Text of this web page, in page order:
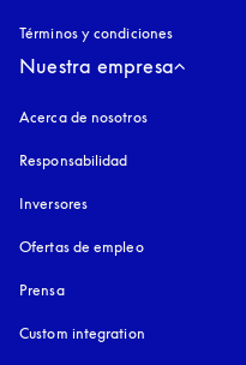
Términos y condiciones
Nuestra empresa
Acerca de nosotros
Responsabilidad
Inversores
Ofertas de empleo
Prensa
Custom integration